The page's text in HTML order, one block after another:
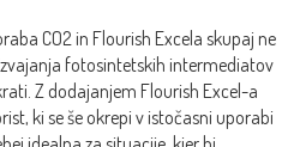
CO2 in Flourish Excela skupaj ne
fotosintetskih intermediatov
Z dodajanjem Flourish Excel-a
ki se še okrepi v istočasni uporabi